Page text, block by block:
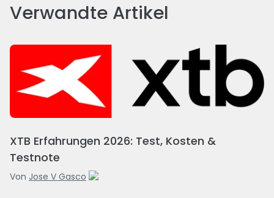
Verwandte Artikel
XTB Erfahrungen 2026: Test, Kosten &
Testnote
Von Jose V Gasco